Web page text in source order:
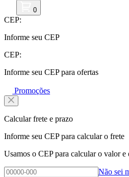
0
CEP:
Informe seu CEP
CEP:
Informe seu CEP para ofertas
Promoções
Calcular frete e prazo
Informe seu CEP para calcular o frete
Usamos o CEP para calcular o valor e
Não sei